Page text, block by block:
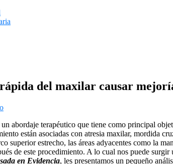
del maxilar causar
abordaje terapéutico que tiene como principal
están asociadas con atresia maxilar, mordida
superior estrecho, las áreas adyacentes como la
de este procedimiento. A lo cual nos puede
en Evidencia, les presentamos un pequeño